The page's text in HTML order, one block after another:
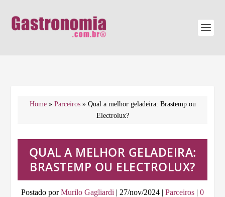
Home» Parceiros» Qual a melhor geladeira: Brastemp ou
Electrolux?
QUAL A MELHOR GELADEIRA:
BRASTEMP OU ELECTROLUX?
Postado porMurilo Gagliardi | 27/nov/2024 | Parceiros | 0